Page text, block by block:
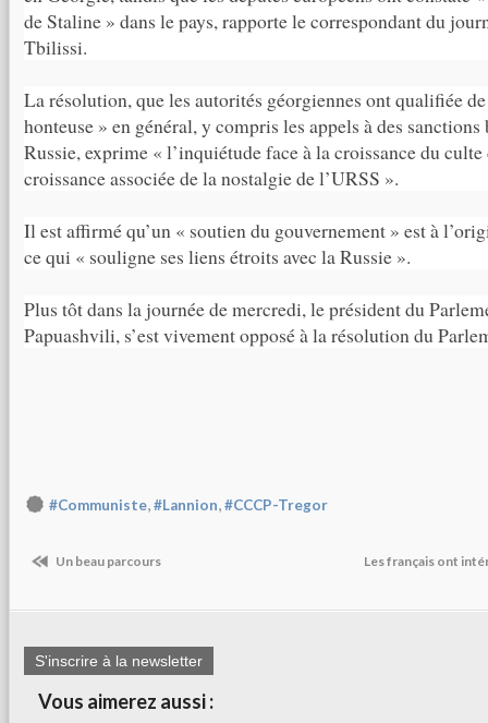
de Staline » dans le pays, rapporte le correspondant du
Tbilissi.
La résolution, que les autorités géorgiennes ont qualifiée
honteuse » en général, y compris les appels à des
Russie, exprime « l’inquiétude face à la croissance du
croissance associée de la nostalgie de l’URSS ».
Il est affirmé qu’un « soutien du gouvernement » est à
ce qui « souligne ses liens étroits avec la Russie ».
Plus tôt dans la journée de mercredi, le président du
Papuashvili, s’est vivement opposé à la résolution du
#Communiste,#Lannion,#CCCP-Tregor
Un beau parcours Les français ont
S'inscrire à la newsletter
Vous aimerez aussi :